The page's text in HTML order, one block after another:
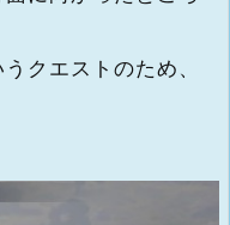
クエストのため、